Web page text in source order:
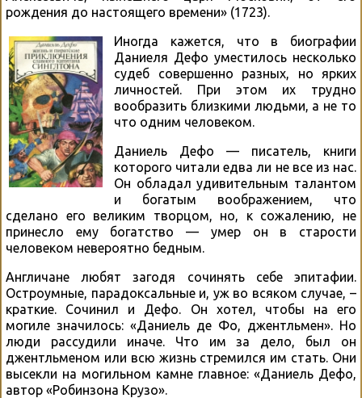
рождения до настоящего времени» (1723).
Иногда кажется, что в биографии
Даниеля Дефо уместилось несколько
судеб совершенно разных, но ярких
личностей. При этом их трудно
вообразить близкими людьми, а не то
что одним человеком.
Даниель Дефо — писатель, книги
которого читали едва ли не все из нас.
Он обладал удивительным талантом
и богатым воображением, что
сделано его великим творцом, но, к сожалению, не
принесло ему богатство — умер он в старости
человеком невероятно бедным.
Англичане любят загодя сочинять себе эпитафии.
Остроумные, парадоксальные и, уж во всяком случае, –
краткие. Сочинил и Дефо. Он хотел, чтобы на его
могиле значилось: «Даниель де Фо, джентльмен». Но
люди рассудили иначе. Что им за дело, был он
джентльменом или всю жизнь стремился им стать. Они
высекли на могильном камне главное: «Даниель Дефо,
автор «Робинзона Крузо».